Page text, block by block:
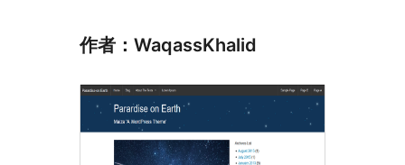
作者：WaqassKhalid